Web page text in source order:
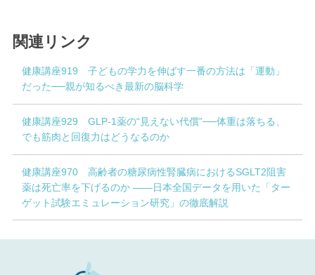
関連リンク
健康講座919 子どもの学力を伸ばす一番の方法は「運動」
だった──親が知るべき最新の脳科学
健康講座929 GLP-1薬の“見えない代償”──体重は落ちる、
でも筋肉と回復力はどうなるのか
健康講座970 高齢者の糖尿病性腎臓病におけるSGLT2阻害
薬は死亡率を下げるのか ――日本全国データを用いた「ター
ゲット試験エミュレーション研究」の徹底解説